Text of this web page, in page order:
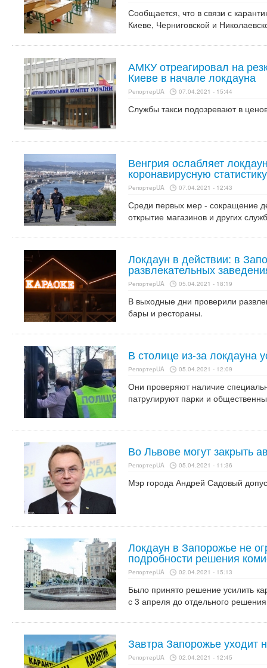
Сообщается, что в связи с
Киеве, Черниговской и
АМКУ отреагировал на
Киеве в начале локдауна
РепортерUA 07.04.2021 - 15:44
Службы такси подозревают в
Венгрия ослабляет
коронавирусную статистику
РепортерUA 07.04.2021 - 12:43
Среди первых мер - сокращение
открытие магазинов и других
Локдаун в действии: в
развлекательных
РепортерUA 05.04.2021 - 18:19
В выходные дни проверили
бары и рестораны.
В столице из-за локдауна
РепортерUA 05.04.2021 - 12:09
Они проверяют наличие
патрулируют парки и
Во Львове могут закрыть
РепортерUA 05.04.2021 - 11:36
Мэр города Андрей Садовый
Локдаун в Запорожье не
подробности решения
РепортерUA 02.04.2021 - 15:13
Было принято решение усилить
с 3 апреля до отдельного
Завтра Запорожье уходит
РепортерUA 02.04.2021 - 12:45